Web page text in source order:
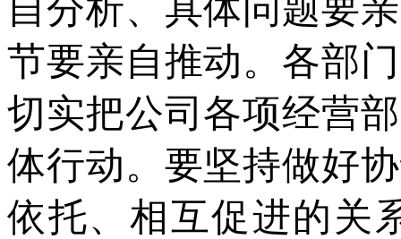
自分析、具体问题要
节要亲自推动。各部
切实把公司各项经营
体行动。要坚持做好
依托、相互促进的关